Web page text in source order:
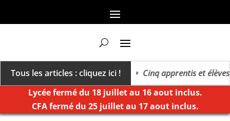
Tous les articles : cliquez ici !
un millésime des extrêmes »
Cinq apprentis et élèves
Lycée fermé du 18 juillet au 16 aout inclus.
CFA fermé du 25 juillet au 17 aout inclus.